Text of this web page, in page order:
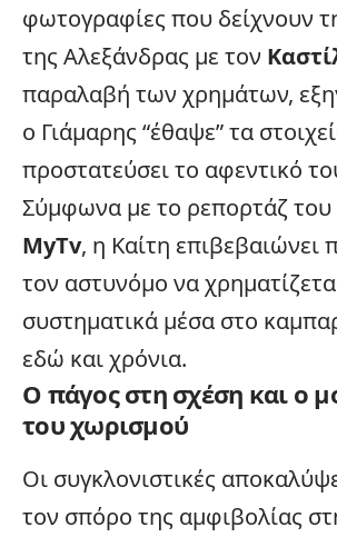
φωτογραφίες που δείχνουν
της Αλεξάνδρας με τον
παραλαβή των χρημάτων,
ο Γιάμαρης “έθαψε” τα
προστατεύσει το αφεντικό
Σύμφωνα με το ρεπορτάζ του
MyTv, η Καίτη επιβεβαιώνει
τον αστυνόμο να
συστηματικά μέσα στο
εδώ και χρόνια.
Ο πάγος στη σχέση και ο
του χωρισμού
Οι συγκλονιστικές
τον σπόρο της αμφιβολίας